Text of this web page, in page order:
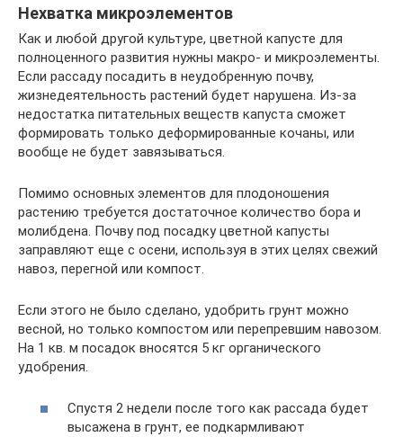
Нехватка микроэлементов
Как и любой другой культуре, цветной капусте для
полноценного развития нужны макро- и микроэлементы.
Если рассаду посадить в неудобренную почву,
жизнедеятельность растений будет нарушена. Из-за
недостатка питательных веществ капуста сможет
формировать только деформированные кочаны, или
вообще не будет завязываться.
Помимо основных элементов для плодоношения
растению требуется достаточное количество бора и
молибдена. Почву под посадку цветной капусты
заправляют еще с осени, используя в этих целях свежий
навоз, перегной или компост.
Если этого не было сделано, удобрить грунт можно
весной, но только компостом или перепревшим навозом.
На 1 кв. м посадок вносятся 5 кг органического
удобрения.
Спустя 2 недели после того как рассада будет
высажена в грунт, ее подкармливают